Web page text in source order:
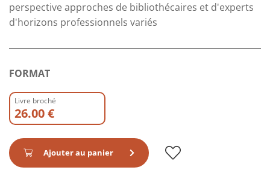
perspective approches de bibliothécaires et d'experts
d'horizons professionnels variés
FORMAT
Livre broché
26.00 €
Ajouter au panier